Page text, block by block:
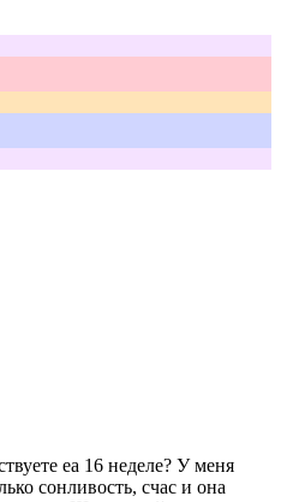
еа 16 неделе? У меня
сонливость, счас и она